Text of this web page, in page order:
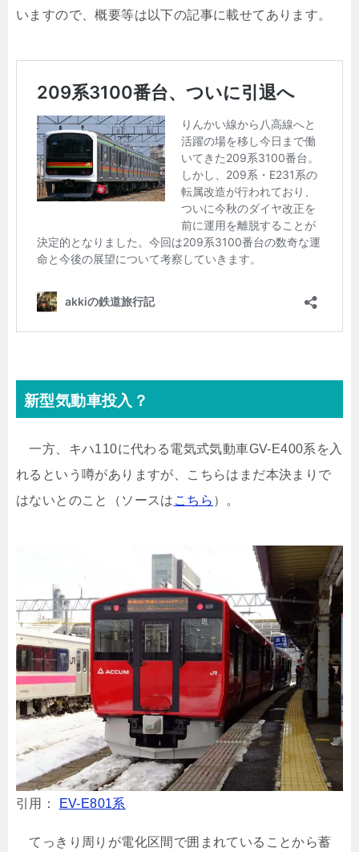
いますので、概要等は以下の記事に載せてあります。
新型気動車投入？
一方、キハ110に代わる電気式気動車GV-E400系を入
れるという噂がありますが、こちらはまだ本決まりで
はないとのこと（ソースは こちら ）。
引用： EV-E801系
てっきり周りが電化区間で囲まれていることから蓄